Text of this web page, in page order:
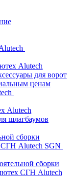
Alutech
для ворот
ценам
Alutech
шлагбаумов
сборки
Alutech SGN
сборки
СГН Alutech